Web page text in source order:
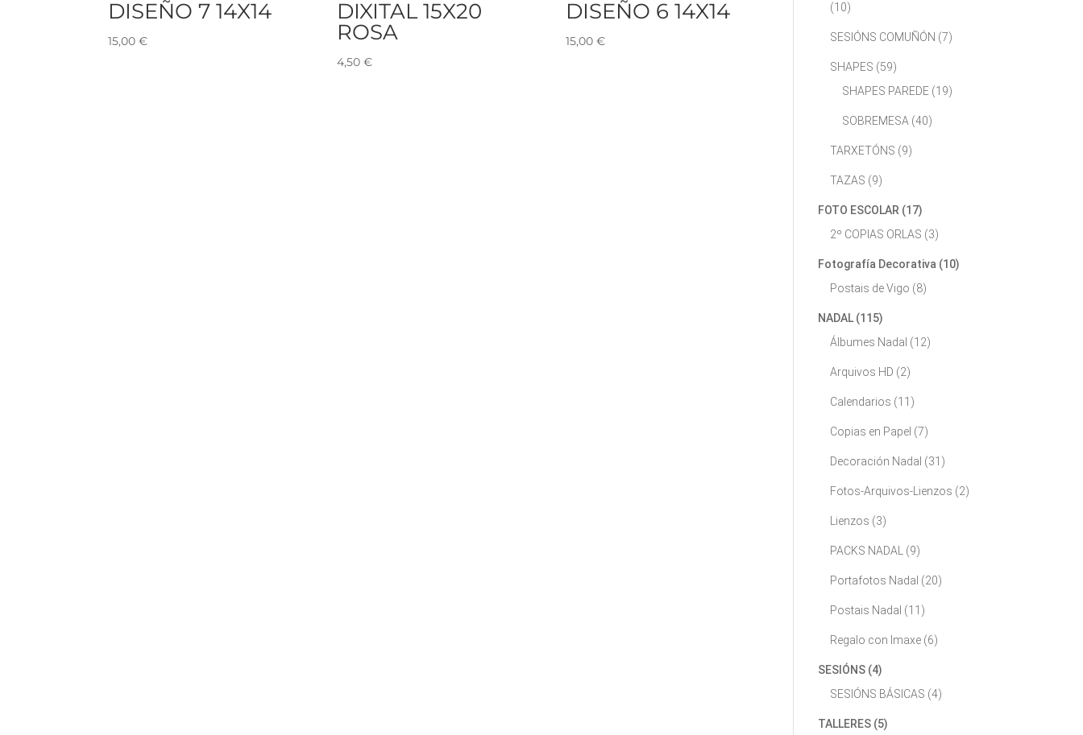
DISEÑO 7 14X14
15,00€
DIXITAL 15X20
ROSA
4,50 €
DISEÑO 6 14X14
15,00 €
(10)
SESIÓNS COMUÑÓN (7)
SHAPES (59)
SHAPES PAREDE (19)
SOBREMESA (40)
TARXETÓNS (9)
TAZAS (9)
FOTO ESCOLAR (17)
2º COPIAS ORLAS (3)
Fotografía Decorativa (10)
Postais de Vigo (8)
NADAL (115)
Álbumes Nadal (12)
Arquivos HD (2)
Calendarios (11)
Copias en Papel (7)
Decoración Nadal (31)
Fotos-Arquivos-Lienzos (2)
Lienzos (3)
PACKS NADAL (9)
Portafotos Nadal (20)
Postais Nadal (11)
Regalo con Imaxe (6)
SESIÓNS (4)
SESIÓNS BÁSICAS (4)
TALLERES (5)